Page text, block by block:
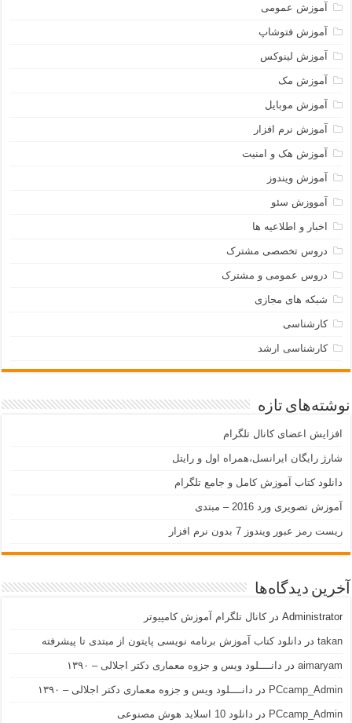
آموزش عمومی
آموزش فتوشاپ
آموزش لینوکس
آموزش مک
آموزش موبایل
آموزش نرم افزار
آموزش هک و امنیت
آموزش ویندوز
آمووزش سئو
اخبار و اطلاعیه ها
دروس تخصصی مشترک
دروس عمومی و مشترک
شبکه های مجازی
کارشناسی
کارشناسی ارشد
نوشته‌های تازه
افزایش اعضای کانال تلگرام
شارژ رایگان ایرانسل،همراه اول و رایتل
دانلود کتاب آموزش کامل و جامع تلگرام
آموزش تصویری ورد 2016 – مبتدی
ریست رمز عبور ویندوز 7 بدون نرم افزار
آخرین دیدگاه‌ها
Administrator درکانال تلگرام آموزش کامپیوتر
takan در دانلود کتاب آموزش برنامه نویسی پایتون از مبتدی تا پیشرفته
aimaryam در دانــــلود ویس و جزوه معماری دکتر اجلالی – ۱۳۹۰
PCcamp_Admin در دانــــلود ویس و جزوه معماری دکتر اجلالی – ۱۳۹۰
PCcamp_Admin در دانلود 10 اسلاید هوش مصنوعی